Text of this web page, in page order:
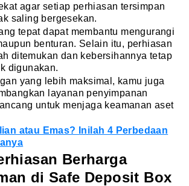
agar setiap perhiasan tersimpan
saling bergesekan.
tepat dapat membantu mengurangi
benturan. Selain itu, perhiasan
ditemukan dan kebersihannya tetap
digunakan.
yang lebih maksimal, kamu juga
layanan penyimpanan
untuk menjaga keamanan aset
atau Emas? Inilah 4 Perbedaan
Berharga
di Safe Deposit Box